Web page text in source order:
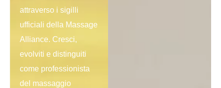
attraverso i sigilli
ufficiali della Massage
Alliance. Cresci,
evolviti e distinguiti
come professionista
del massaggio